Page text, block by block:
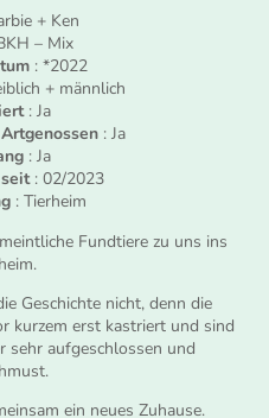
+ Ken
– Mix
: *2022
+ männlich
: Ja
: Ja
: Ja
: 02/2023
: Tierheim
Fundtiere zu uns ins
Geschichte nicht, denn die
kurzem erst kastriert und sind
sehr aufgeschlossen und
ein neues Zuhause.